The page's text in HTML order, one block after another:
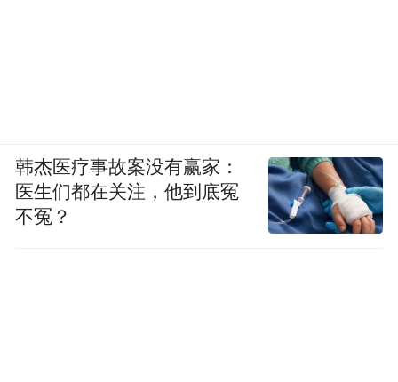
韩杰医疗事故案没有赢家：
医生们都在关注，他到底冤
不冤？